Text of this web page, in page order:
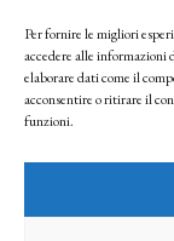
Per fornire le migliori
accedere alle informazioni
elaborare dati come il
acconsentire o ritirare il
funzioni.
Facendo clic per
seguendo la nostra
© 2025 Istituto
l’autorizzazione scritta